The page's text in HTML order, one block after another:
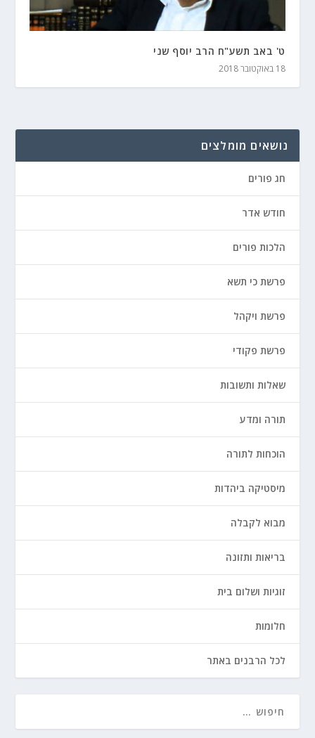
ט' באב תשע"ח הרב יוסף שני
18 באוקטובר 2018
נושאים מומלצים
חג פורים
חודש אדר
הלכות פורים
פרשת כי תשא
פרשת ויקהל
פרשת פקודי
שאלות ותשובות
תורה ומדע
הוכחות לתורה
מיסטיקה ביהדות
מבוא לקבלה
בריאות ותזונה
זוגיות ושלום בית
חלומות
לכל הרבנים באתר